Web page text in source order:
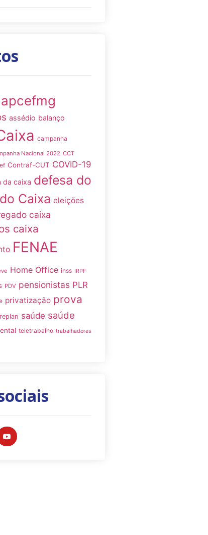
apcefmg
assédio balanço
campanha
Nacional 2022 CCT
Contraf-CUT COVID-19
da caixa defesa do
Caixa eleições
caixa
caixa
FENAE
Home Office inss IRPF
PDV pensionistas PLR
privatização prova
saúde saúde
teletrabalho trabalhadores